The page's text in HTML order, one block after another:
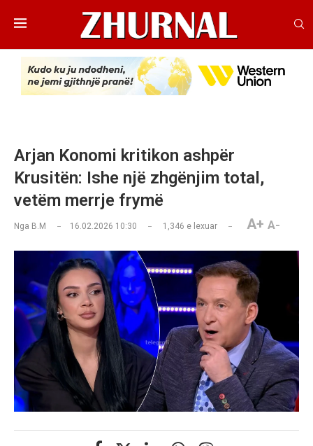
Arjan Konomi kritikon ashpër
Krusitën: Ishe një zhgënjim total,
vetëm merrje frymë
Nga B.M 16.02.2026 10:30 1,346 e lexuar A+ A-